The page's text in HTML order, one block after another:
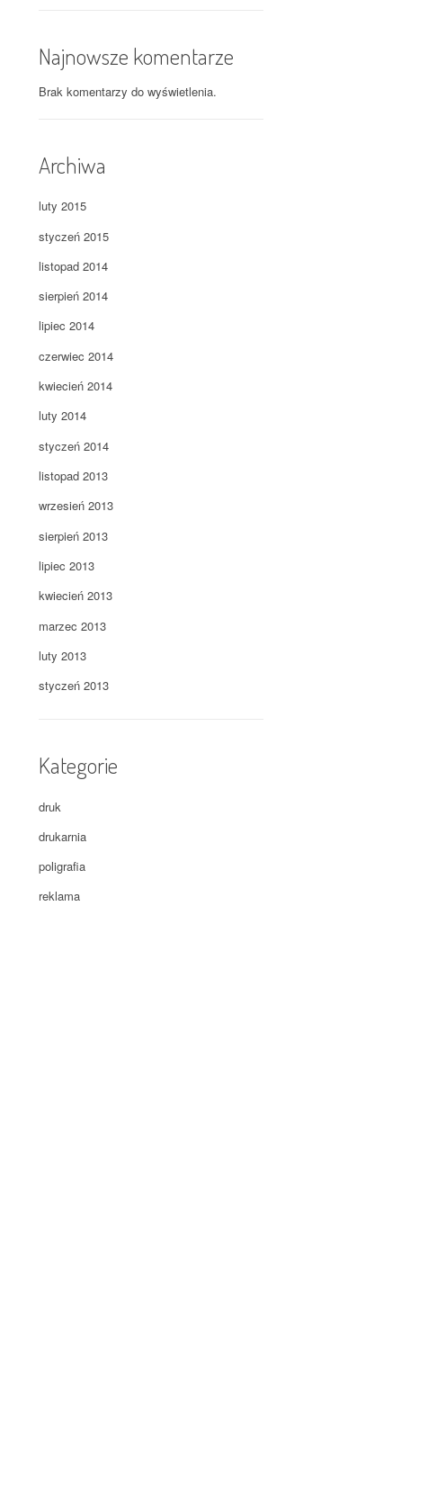
Najnowsze komentarze
Brak komentarzy do wyświetlenia.
Archiwa
luty 2015
styczeń 2015
listopad 2014
sierpień 2014
lipiec 2014
czerwiec 2014
kwiecień 2014
luty 2014
styczeń 2014
listopad 2013
wrzesień 2013
sierpień 2013
lipiec 2013
kwiecień 2013
marzec 2013
luty 2013
styczeń 2013
Kategorie
druk
drukarnia
poligrafia
reklama